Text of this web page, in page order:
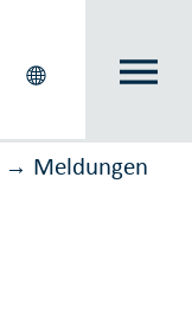
→ Meldungen